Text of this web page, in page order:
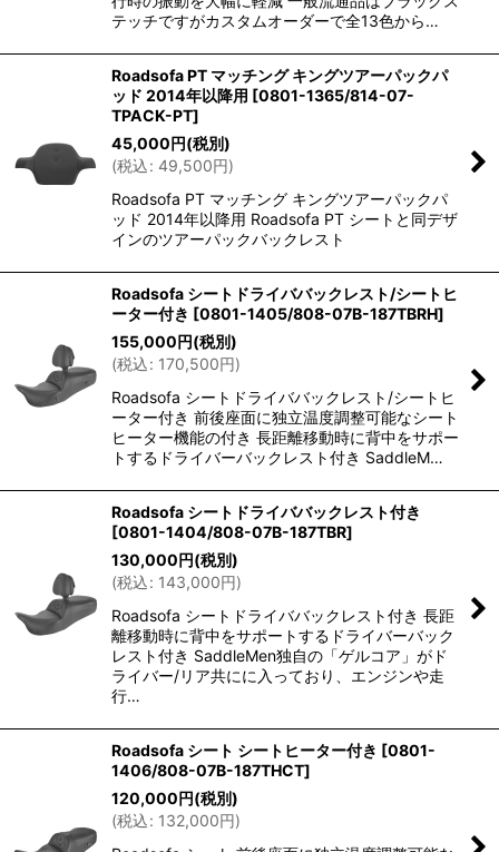
テッチですがカスタムオーダーで全13色から…
Roadsofa PT マッチング キングツアーパックパ
ッド 2014年以降用 [0801-1365/814-07-
TPACK-PT]
45,000円(税別)
(税込: 49,500円)
Roadsofa PT マッチング キングツアーパックパ
ッド 2014年以降用 Roadsofa PT シートと同デザ
インのツアーパックバックレスト
Roadsofa シートドライババックレスト/シートヒ
ーター付き [0801-1405/808-07B-187TBRH]
155,000円(税別)
(税込: 170,500円)
Roadsofa シートドライババックレスト/シートヒ
ーター付き 前後座面に独立温度調整可能なシート
ヒーター機能の付き 長距離移動時に背中をサポー
トするドライバーバックレスト付き SaddleM…
Roadsofa シートドライババックレスト付き
[0801-1404/808-07B-187TBR]
130,000円(税別)
(税込: 143,000円)
Roadsofa シートドライババックレスト付き 長距
離移動時に背中をサポートするドライバーバック
レスト付き SaddleMen独自の「ゲルコア」がド
ライバー/リア共にに入っており、エンジンや走
行…
Roadsofa シート シートヒーター付き [0801-
1406/808-07B-187THCT]
120,000円(税別)
(税込: 132,000円)